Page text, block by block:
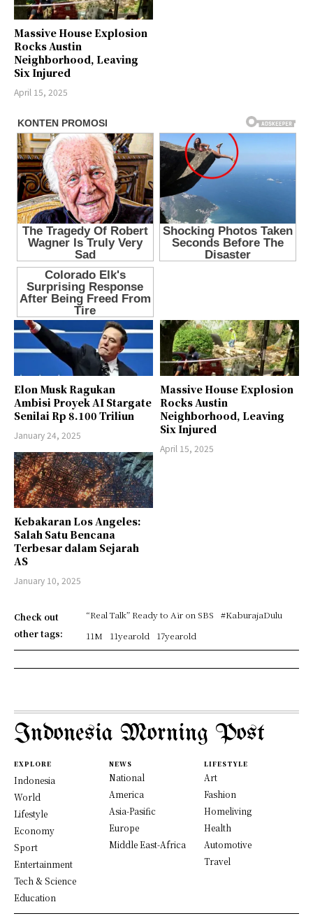
Massive House Explosion
Rocks Austin
Neighborhood, Leaving
Six Injured
April 15, 2025
Elon Musk Ragukan
Ambisi Proyek AI Stargate
Senilai Rp 8.100 Triliun
January 24, 2025
Massive House Explosion
Rocks Austin
Neighborhood, Leaving
Six Injured
April 15, 2025
Kebakaran Los Angeles:
Salah Satu Bencana
Terbesar dalam Sejarah
AS
January 10, 2025
Check out
other tags:
“Real Talk” Ready to Air on SBS
#KaburajaDulu
11M
11yearold 17yearold
Indonesia Morning Post
EXPLORE
Indonesia
World
Lifestyle
Economy
Sport
Entertainment
Tech & Science
Education
NEWS
National
America
Asia-Pasific
Europe
Middle East-Africa
LIFESTYLE
Art
Fashion
Homeliving
Health
Automotive
Travel